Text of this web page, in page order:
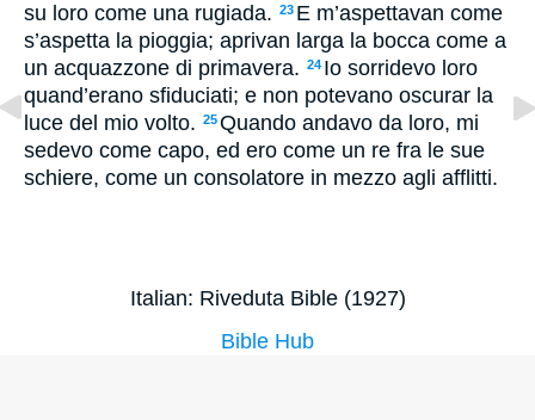
su loro come una rugiada. 23 E m’aspettavan come
s’aspetta la pioggia; aprivan larga la bocca come a
un acquazzone di primavera. 24 Io sorridevo loro
quand’erano sfiduciati; e non potevano oscurar la
luce del mio volto. 25Quando andavo da loro, mi
sedevo come capo, ed ero come un re fra le sue
schiere, come un consolatore in mezzo agli afflitti.
Italian: Riveduta Bible (1927)
Bible Hub